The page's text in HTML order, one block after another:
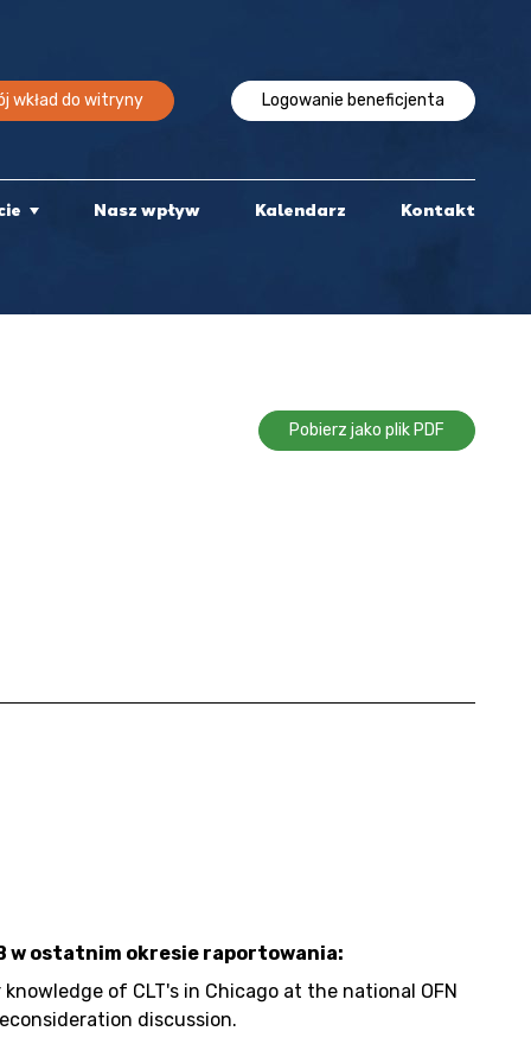
wkład do witryny Logowanie beneficjenta
Nasz wpływ Kalendarz Kontakt
Pobierz jako plik PDF
w ostatnim okresie raportowania:
of CLT's in Chicago at the national OFN
discussion.